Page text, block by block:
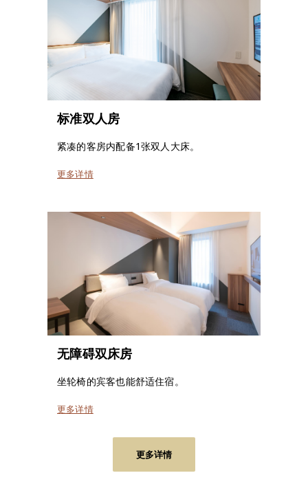
标准双人房
紧凑的客房内配备1张双人大床。
更多详情
无障碍双床房
坐轮椅的宾客也能舒适住宿。
更多详情
更多详情